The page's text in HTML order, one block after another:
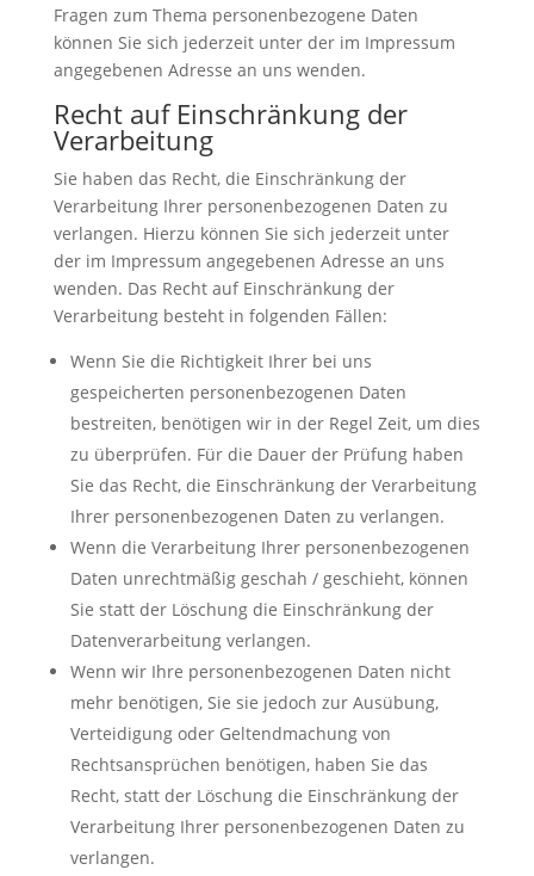
Fragen zum Thema personenbezogene Daten
können Sie sich jederzeit unter der im Impressum
angegebenen Adresse an uns wenden.
Recht auf Einschränkung der
Verarbeitung
Sie haben das Recht, die Einschränkung der
Verarbeitung Ihrer personenbezogenen Daten zu
verlangen. Hierzu können Sie sich jederzeit unter
der im Impressum angegebenen Adresse an uns
wenden. Das Recht auf Einschränkung der
Verarbeitung besteht in folgenden Fällen:
Wenn Sie die Richtigkeit Ihrer bei uns
gespeicherten personenbezogenen Daten
bestreiten, benötigen wir in der Regel Zeit, um dies
zu überprüfen. Für die Dauer der Prüfung haben
Sie das Recht, die Einschränkung der Verarbeitung
Ihrer personenbezogenen Daten zu verlangen.
Wenn die Verarbeitung Ihrer personenbezogenen
Daten unrechtmäßig geschah / geschieht, können
Sie statt der Löschung die Einschränkung der
Datenverarbeitung verlangen.
Wenn wir Ihre personenbezogenen Daten nicht
mehr benötigen, Sie sie jedoch zur Ausübung,
Verteidigung oder Geltendmachung von
Rechtsansprüchen benötigen, haben Sie das
Recht, statt der Löschung die Einschränkung der
Verarbeitung Ihrer personenbezogenen Daten zu
verlangen.